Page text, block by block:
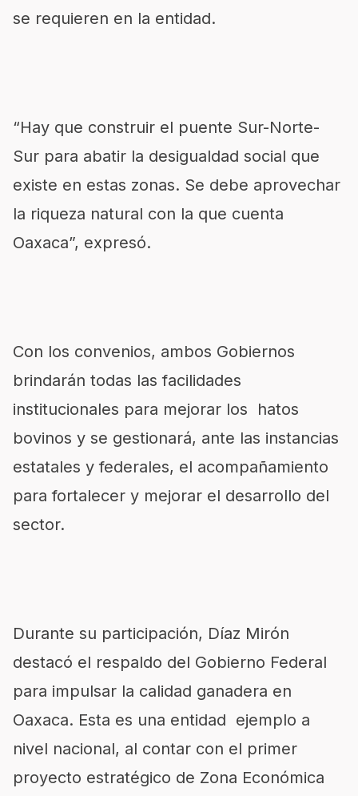
se requieren en la entidad.
“Hay que construir el puente Sur-Norte-
Sur para abatir la desigualdad social que
existe en estas zonas. Se debe aprovechar
la riqueza natural con la que cuenta
Oaxaca”, expresó.
Con los convenios, ambos Gobiernos
brindarán todas las facilidades
institucionales para mejorar los hatos
bovinos y se gestionará, ante las instancias
estatales y federales, el acompañamiento
para fortalecer y mejorar el desarrollo del
sector.
Durante su participación, Díaz Mirón
destacó el respaldo del Gobierno Federal
para impulsar la calidad ganadera en
Oaxaca. Esta es una entidad ejemplo a
nivel nacional, al contar con el primer
proyecto estratégico de Zona Económica